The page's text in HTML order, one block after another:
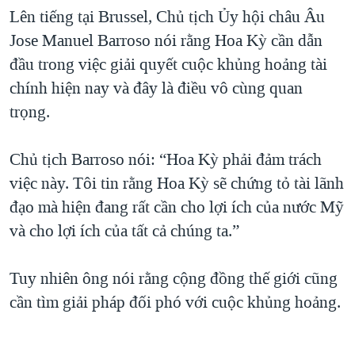
GIÁO DỤC
CHI PHÍ CHIẾN TRANH AFGHANISTAN
CÁC GIÁ TRỊ CỘNG HÒA Ở VIỆT NAM
THƯỢNG ĐỈNH TRUMP-KIM TẠI VIỆT NAM
TRỊNH VĨNH BÌNH VS. CHÍNH PHỦ VIỆT NAM
NGƯ DÂN VIỆT VÀ LÀN SÓNG TRỘM HẢI SÂM
QUAN HỆ VIỆT MỸ
Lên tiếng tại Brussel, Chủ tịch Ủy hội châu Âu
Jose Manuel Barroso nói rằng Hoa Kỳ cần dẫn
đầu trong việc giải quyết cuộc khủng hoảng tài
chính hiện nay và đây là điều vô cùng quan
trọng.
Chủ tịch Barroso nói: “Hoa Kỳ phải đảm trách
việc này. Tôi tin rằng Hoa Kỳ sẽ chứng tỏ tài lãnh
đạo mà hiện đang rất cần cho lợi ích của nước Mỹ
và cho lợi ích của tất cả chúng ta.”
Tuy nhiên ông nói rằng cộng đồng thế giới cũng
cần tìm giải pháp đối phó với cuộc khủng hoảng.